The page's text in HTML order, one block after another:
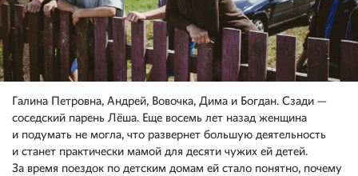
Галина Петровна, Андрей, Вовочка, Дима и Богдан. Сзади —
соседский парень Лёша. Еще восемь лет назад женщина
и подумать не могла, что развернет большую деятельность
и станет практически мамой для десяти чужих ей детей.
За время поездок по детским домам ей стало понятно, почему